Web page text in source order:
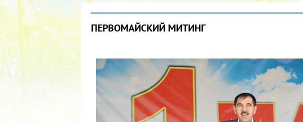
ПЕРВОМАЙСКИЙ МИТИНГ